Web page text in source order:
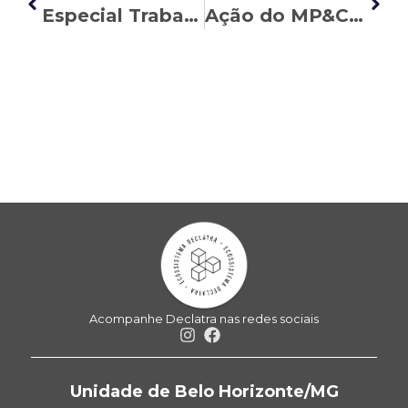
Especial Trabalho Híbrido — A hora da reinvenção dos sindicatos Ação do MP&C garante competência da Justiça do Trabalho para julgar temas salariais ligados à Previ
Acompanhe Declatra nas redes sociais
Unidade de Belo Horizonte/MG